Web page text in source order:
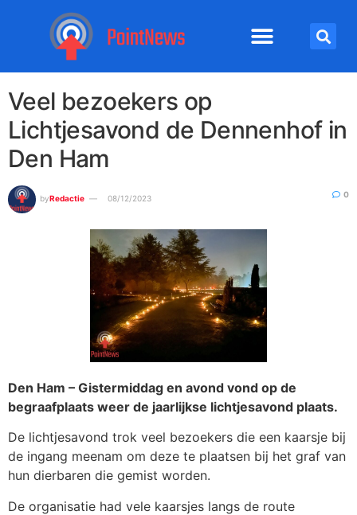
Veel bezoekers op
Lichtjesavond de Dennenhof in
Den Ham
byRedactie 08/12/2023 0
Den Ham – Gistermiddag en avond vond op de
begraafplaats weer de jaarlijkse lichtjesavond plaats.
De lichtjesavond trok veel bezoekers die een kaarsje bij
de ingang meenam om deze te plaatsen bij het graf van
hun dierbaren die gemist worden.
De organisatie had vele kaarsjes langs de route